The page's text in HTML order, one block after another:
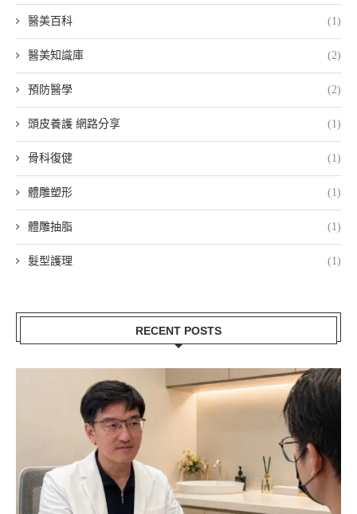
醫美百科 (1)
醫美知識庫 (2)
預防醫學 (2)
頭皮養護 網路分享 (1)
骨科復健 (1)
體雕塑形 (1)
體雕抽脂 (1)
髮型護理 (1)
RECENT POSTS